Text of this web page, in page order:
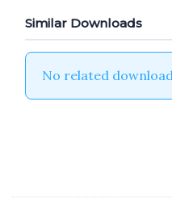
Similar Downloads
No related